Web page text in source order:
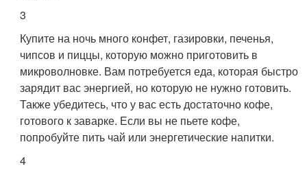
3
Купите на ночь много конфет, газировки, печенья,
чипсов и пиццы, которую можно приготовить в
микроволновке. Вам потребуется еда, которая быстро
зарядит вас энергией, но которую не нужно готовить.
Также убедитесь, что у вас есть достаточно кофе,
готового к заварке. Если вы не пьете кофе,
попробуйте пить чай или энергетические напитки.
4